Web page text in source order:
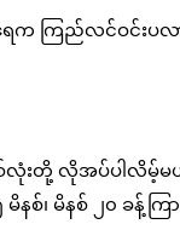
ေက ကြည်လင်ဝင်းပ
စ်လုံးတို့ လိုအပ်ပါလိ
စ်၊ မိနစ် ၂၀ ခန့်ကြ